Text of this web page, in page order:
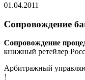
01.04.2011
Сопровождение
Сопровождение
книжный ретейлер
Арбитражный
!